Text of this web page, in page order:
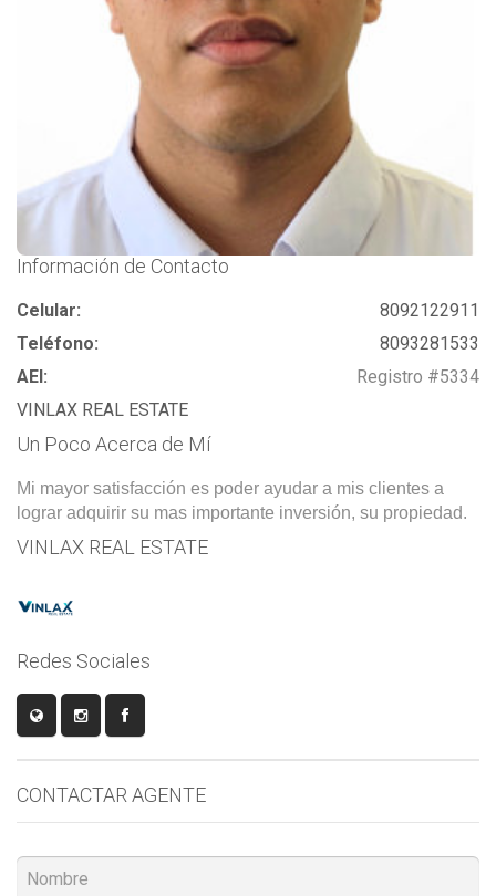
Información de Contacto
Celular:
8092122911
Teléfono:
8093281533
AEI:
Registro #5334
VINLAX REAL ESTATE
Un Poco Acerca de Mí
Mi mayor satisfacción es poder ayudar a mis clientes a
lograr adquirir su mas importante inversión, su propiedad.
VINLAX REAL ESTATE
Redes Sociales
CONTACTAR AGENTE